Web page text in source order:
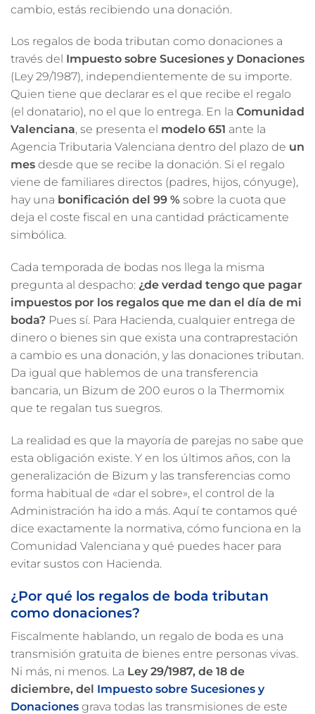
cambio, estás recibiendo una donación.
Los regalos de boda tributan como donaciones a
través del Impuesto sobre Sucesiones y Donaciones
(Ley 29/1987), independientemente de su importe.
Quien tiene que declarar es el que recibe el regalo
(el donatario), no el que lo entrega. En la Comunidad
Valenciana, se presenta el modelo 651 ante la
Agencia Tributaria Valenciana dentro del plazo de un
mes desde que se recibe la donación. Si el regalo
viene de familiares directos (padres, hijos, cónyuge),
hay una bonificación del 99 % sobre la cuota que
deja el coste fiscal en una cantidad prácticamente
simbólica.
Cada temporada de bodas nos llega la misma
pregunta al despacho: ¿de verdad tengo que pagar
impuestos por los regalos que me dan el día de mi
boda? Pues sí. Para Hacienda, cualquier entrega de
dinero o bienes sin que exista una contraprestación
a cambio es una donación, y las donaciones tributan.
Da igual que hablemos de una transferencia
bancaria, un Bizum de 200 euros o la Thermomix
que te regalan tus suegros.
La realidad es que la mayoría de parejas no sabe que
esta obligación existe. Y en los últimos años, con la
generalización de Bizum y las transferencias como
forma habitual de «dar el sobre», el control de la
Administración ha ido a más. Aquí te contamos qué
dice exactamente la normativa, cómo funciona en la
Comunidad Valenciana y qué puedes hacer para
evitar sustos con Hacienda.
¿Por qué los regalos de boda tributan
como donaciones?
Fiscalmente hablando, un regalo de boda es una
transmisión gratuita de bienes entre personas vivas.
Ni más, ni menos. La Ley 29/1987, de 18 de
diciembre, del Impuesto sobre Sucesiones y
Donaciones grava todas las transmisiones de este